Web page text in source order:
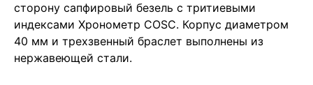
сторону сапфировый безель с тритиевыми
индексами Хронометр COSC. Корпус диаметром
40 мм и трехзвенный браслет выполнены из
нержавеющей стали.